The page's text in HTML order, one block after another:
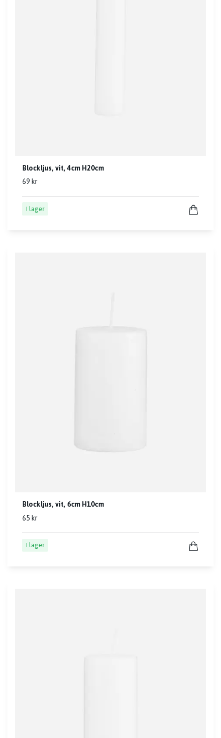
Blockljus, vit, 4cm H20cm
69 kr
I lager
Blockljus, vit, 6cm H10cm
65 kr
I lager